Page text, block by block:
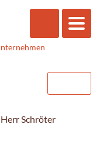
Herr Schröter